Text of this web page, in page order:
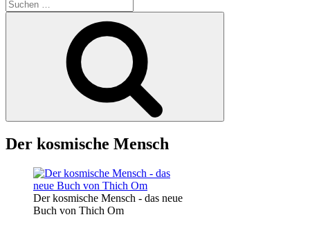
nach:
Der kosmische Mensch
Der kosmische Mensch - das neue
Buch von Thich Om